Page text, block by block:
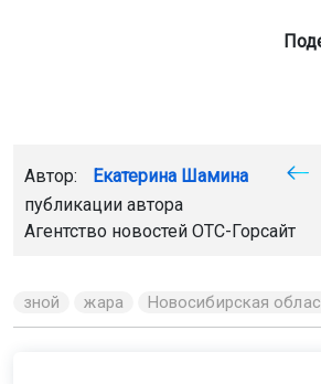
Автор: Екатерина Шамина
публикации автора
Агентство новостей ОТС-Горсайт
зной жара Новосибирская